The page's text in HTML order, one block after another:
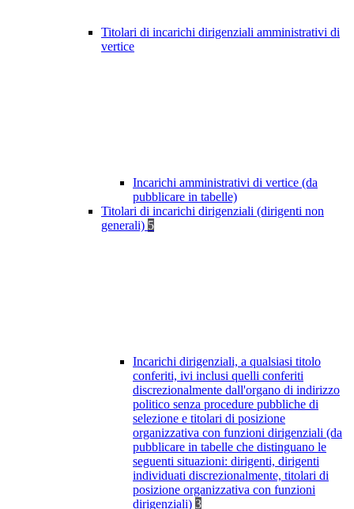
Titolari di incarichi dirigenziali amministrativi di
vertice
Incarichi amministrativi di vertice (da
pubblicare in tabelle)
Titolari di incarichi dirigenziali (dirigenti non
generali) 5
Incarichi dirigenziali, a qualsiasi titolo
conferiti, ivi inclusi quelli conferiti
discrezionalmente dall'organo di indirizzo
politico senza procedure pubbliche di
selezione e titolari di posizione
organizzativa con funzioni dirigenziali (da
pubblicare in tabelle che distinguano le
seguenti situazioni: dirigenti, dirigenti
individuati discrezionalmente, titolari di
posizione organizzativa con funzioni
dirigenziali) 3